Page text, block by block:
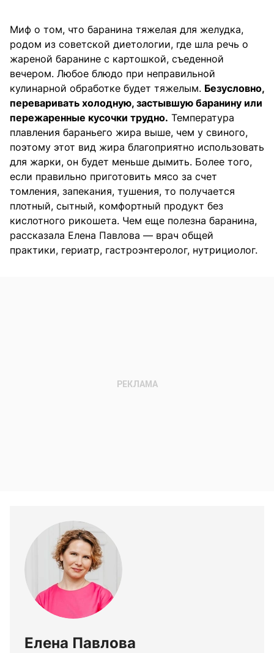
Миф о том, что баранина тяжелая для желудка,
родом из советской диетологии, где шла речь о
жареной баранине с картошкой, съеденной
вечером. Любое блюдо при неправильной
кулинарной обработке будет тяжелым. Безусловно,
переваривать холодную, застывшую баранину или
пережаренные кусочки трудно. Температура
плавления бараньего жира выше, чем у свиного,
поэтому этот вид жира благоприятно использовать
для жарки, он будет меньше дымить. Более того,
если правильно приготовить мясо за счет
томления, запекания, тушения, то получается
плотный, сытный, комфортный продукт без
кислотного рикошета. Чем еще полезна баранина,
рассказала Елена Павлова — врач общей
практики, гериатр, гастроэнтеролог, нутрициолог.
Елена Павлова